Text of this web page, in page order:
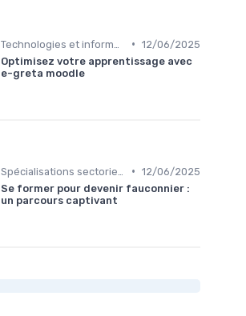
• 12/06/2025
Optimisez votre apprentissage avec
e-greta moodle
• 12/06/2025
Se former pour devenir fauconnier :
un parcours captivant